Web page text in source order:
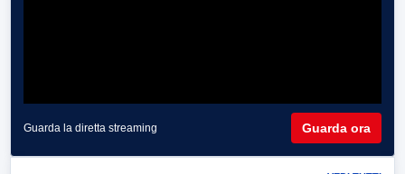
Guarda la diretta streaming Guarda ora